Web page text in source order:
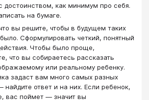
достоинством, как минимум про себя.
на бумаге.
вы решите, чтобы в будущем таких
Сформулировать четкий, понятный
Чтобы было проще,
что вы собираетесь рассказать
или реальному ребенку.
задаст вам много самых разных
найдите ответ и на них. Если ребенок,
вас поймет — значит вы